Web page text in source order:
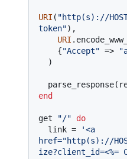
URI ( "http(s)://
token"),
URI
    {
"Accept" =>
end
get "/"
do
  link =
'<a
href="http(s)://
ize?client_id=<%=